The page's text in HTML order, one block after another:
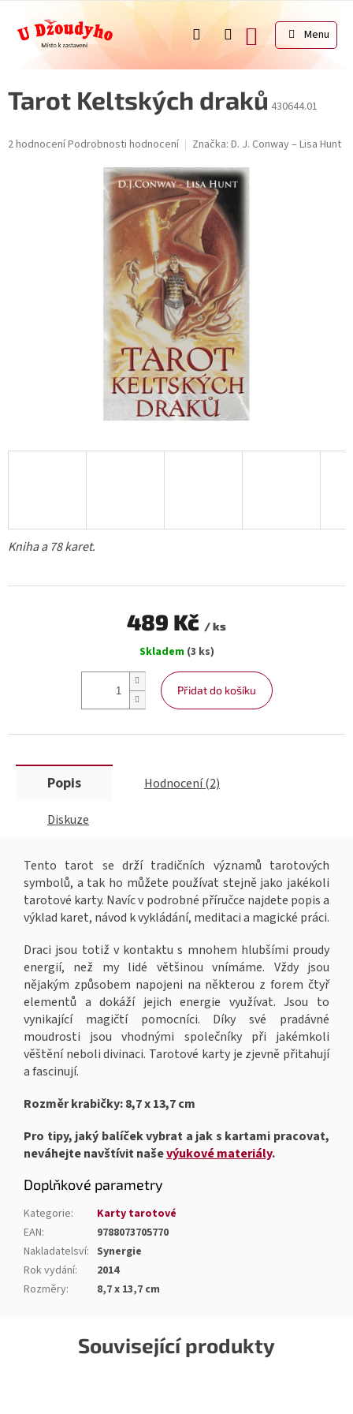
obsah
NÁKUPNÍ
KOŠÍK
Tarot Keltských draků 430644.01
Průměrné
2 hodnoceníPodrobnosti hodnocení Značka: D. J. Conway – Lisa Hunt
Kniha a 78 karet.
489 Kč / ks
cena:
Skladem (3 ks)
Přidat do košíku
Související produkty
Popis Hodnocení (2)
Diskuze
Tento tarot se drží tradičních významů tarotových
symbolů, a tak ho můžete používat stejně jako jakékoli
tarotové karty. Navíc v podrobné příručce najdete popis a
výklad karet, návod k vykládání, meditaci a magické práci.
Draci jsou totiž v kontaktu s mnohem hlubšími proudy
energií, než my lidé většinou vnímáme. Vždy jsou
nějakým způsobem napojeni na některou z forem čtyř
elementů a dokáží jejich energie využívat. Jsou to
vynikající magičtí pomocníci. Díky své pradávné
moudrosti jsou vhodnými společníky při jakémkoli
věštění neboli divinaci. Tarotové karty je zjevně přitahují
a fascinují.
Rozměr krabičky: 8,7 x 13,7 cm
Pro tipy, jaký balíček vybrat a jak s kartami pracovat,
neváhejte navštívit naševýukové materiály.
Doplňkové parametry
Kategorie:
Karty tarotové
EAN:
9788073705770
Nakladatelsví: Synergie
Rok vydání:
2014
Rozměry: 8,7 x 13,7 cm